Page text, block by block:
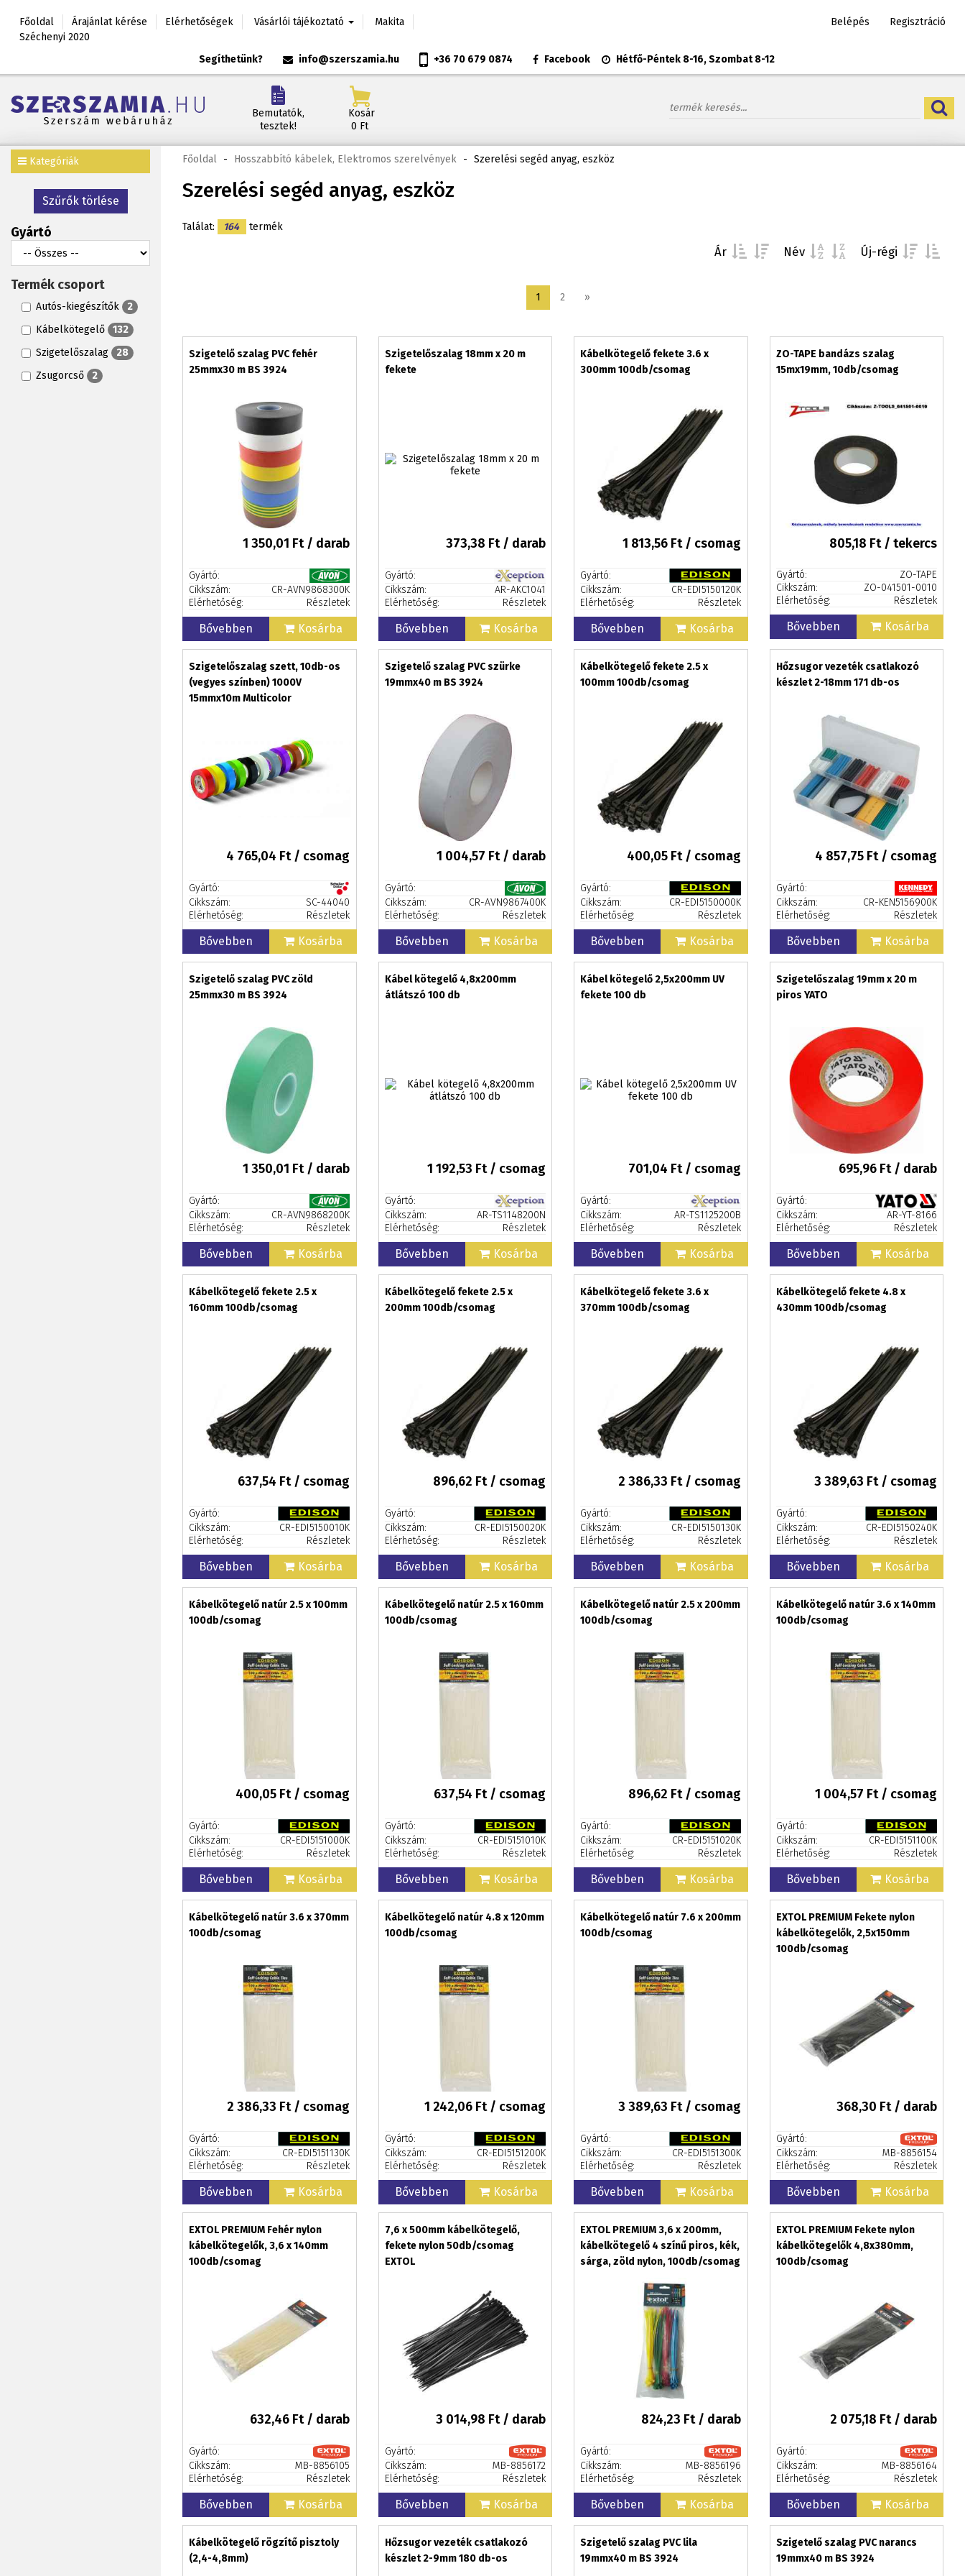
Főoldal Árajánlat kérése Elérhetőségek Vásárlói tájékoztató
Makita
Széchenyi 2020
Belépés Regisztráció
Segíthetünk? info@szerszamia.hu +36 70 679 0874 Facebook Hétfő-Péntek 8-16, Szombat 8-12
Bemutatók,
tesztek!
Kosár
0 Ft
Kategóriák
Szűrők törlése
Gyártó
Termék csoport
Autós-kiegészítők
2
Kábelkötegelő
132
Szigetelőszalag
28
Zsugorcső
2
Főoldal - Hosszabbító kábelek, Elektromos szerelvények - Szerelési segéd anyag, eszköz
Szerelési segéd anyag, eszköz
Találat: 164 termék
Ár Név Új-régi
1 2 »
Szigetelő szalag PVC fehér
25mmx30 m BS 3924
1 350,01 Ft / darab
Gyártó:
Cikkszám:
CR-AVN9868300K
Elérhetőség:
Részletek
Bővebben Kosárba
Szigetelőszalag 18mm x 20 m
fekete
373,38 Ft / darab
Gyártó:
Cikkszám:
AR-AKC1041
Elérhetőség:
Részletek
Bővebben Kosárba
Kábelkötegelő fekete 3.6 x
300mm 100db/csomag
1 813,56 Ft / csomag
Gyártó:
Cikkszám:
CR-EDI5150120K
Elérhetőség:
Részletek
Bővebben Kosárba
ZO-TAPE bandázs szalag
15mx19mm, 10db/csomag
805,18 Ft / tekercs
Gyártó:
ZO-TAPE
Cikkszám:
ZO-041501-0010
Elérhetőség:
Részletek
Bővebben Kosárba
Szigetelőszalag szett, 10db-os
(vegyes színben) 1000V
15mmx10m Multicolor
4 765,04 Ft / csomag
Gyártó:
Cikkszám:
SC-44040
Elérhetőség:
Részletek
Bővebben Kosárba
Szigetelő szalag PVC szürke
19mmx40 m BS 3924
1 004,57 Ft / darab
Gyártó:
Cikkszám:
CR-AVN9867400K
Elérhetőség:
Részletek
Bővebben Kosárba
Kábelkötegelő fekete 2.5 x
100mm 100db/csomag
400,05 Ft / csomag
Gyártó:
Cikkszám:
CR-EDI5150000K
Elérhetőség:
Részletek
Bővebben Kosárba
Hőzsugor vezeték csatlakozó
készlet 2-18mm 171 db-os
4 857,75Ft / csomag
Gyártó:
Cikkszám:
CR-KEN5156900K
Elérhetőség:
Részletek
Bővebben Kosárba
Szigetelő szalag PVC zöld
25mmx30 m BS 3924
1 350,01 Ft / darab
Gyártó:
Cikkszám:
CR-AVN9868200K
Elérhetőség:
Részletek
Bővebben Kosárba
Kábel kötegelő 4,8x200mm
átlátszó 100 db
1 192,53 Ft / csomag
Gyártó:
Cikkszám:
AR-TS1148200N
Elérhetőség:
Részletek
Bővebben Kosárba
Kábel kötegelő 2,5x200mm UV
fekete 100 db
701,04 Ft / csomag
Gyártó:
Cikkszám:
AR-TS1125200B
Elérhetőség:
Részletek
Bővebben Kosárba
Szigetelőszalag 19mm x 20 m
piros YATO
695,96Ft / darab
Gyártó:
Cikkszám:
AR-YT-8166
Elérhetőség:
Részletek
Bővebben Kosárba
Kábelkötegelő fekete 2.5 x
160mm 100db/csomag
637,54 Ft / csomag
Gyártó:
Cikkszám:
CR-EDI5150010K
Elérhetőség:
Részletek
Bővebben Kosárba
Kábelkötegelő fekete 2.5 x
200mm 100db/csomag
896,62 Ft / csomag
Gyártó:
Cikkszám:
CR-EDI5150020K
Elérhetőség:
Részletek
Bővebben Kosárba
Kábelkötegelő fekete 3.6 x
370mm 100db/csomag
2 386,33 Ft / csomag
Gyártó:
Cikkszám:
CR-EDI5150130K
Elérhetőség:
Részletek
Bővebben Kosárba
Kábelkötegelő fekete 4.8 x
430mm 100db/csomag
3 389,63 Ft / csomag
Gyártó:
Cikkszám:
CR-EDI5150240K
Elérhetőség:
Részletek
Bővebben Kosárba
Kábelkötegelő natúr 2.5 x 100mm
100db/csomag
400,05 Ft / csomag
Gyártó:
Cikkszám:
CR-EDI5151000K
Elérhetőség:
Részletek
Bővebben Kosárba
Kábelkötegelő natúr 2.5 x 160mm
100db/csomag
637,54 Ft / csomag
Gyártó:
Cikkszám:
CR-EDI5151010K
Elérhetőség:
Részletek
Bővebben Kosárba
Kábelkötegelő natúr 2.5 x 200mm
100db/csomag
896,62 Ft / csomag
Gyártó:
Cikkszám:
CR-EDI5151020K
Elérhetőség:
Részletek
Bővebben Kosárba
Kábelkötegelő natúr 3.6 x 140mm
100db/csomag
1 004,57 Ft / csomag
Gyártó:
Cikkszám:
CR-EDI5151100K
Elérhetőség:
Részletek
Bővebben Kosárba
Kábelkötegelő natúr 3.6 x 370mm
100db/csomag
2 386,33 Ft / csomag
Gyártó:
Cikkszám:
CR-EDI5151130K
Elérhetőség:
Részletek
Bővebben Kosárba
Kábelkötegelő natúr 4.8 x 120mm
100db/csomag
1 242,06Ft / csomag
Gyártó:
Cikkszám:
CR-EDI5151200K
Elérhetőség:
Részletek
Bővebben Kosárba
Kábelkötegelő natúr 7.6 x 200mm
100db/csomag
3 389,63 Ft / csomag
Gyártó:
Cikkszám:
CR-EDI5151300K
Elérhetőség:
Részletek
Bővebben Kosárba
EXTOL PREMIUM Fekete nylon
kábelkötegelők, 2,5x150mm
100db/csomag
368,30 Ft / darab
Gyártó:
Cikkszám:
MB-8856154
Elérhetőség:
Részletek
Bővebben Kosárba
EXTOL PREMIUM Fehér nylon
kábelkötegelők, 3,6 x 140mm
100db/csomag
632,46 Ft / darab
Gyártó:
Cikkszám:
MB-8856105
Elérhetőség:
Részletek
Bővebben Kosárba
7,6 x 500mm kábelkötegelő,
fekete nylon 50db/csomag
EXTOL
3 014,98 Ft / darab
Gyártó:
Cikkszám:
MB-8856172
Elérhetőség:
Részletek
Bővebben Kosárba
EXTOL PREMIUM 3,6 x 200mm,
kábelkötegelő 4 színű piros, kék,
sárga, zöld nylon, 100db/csomag
824,23 Ft / darab
Gyártó:
Cikkszám:
MB-8856196
Elérhetőség:
Részletek
Bővebben Kosárba
EXTOL PREMIUM Fekete nylon
kábelkötegelők 4,8x380mm,
100db/csomag
2 075,18 Ft / darab
Gyártó:
Cikkszám:
MB-8856164
Elérhetőség:
Részletek
Bővebben Kosárba
Kábelkötegelő rögzítő pisztoly
(2,4-4,8mm)
Hőzsugor vezeték csatlakozó
készlet 2-9mm 180 db-os
Szigetelő szalag PVC lila
19mmx40 m BS 3924
Szigetelő szalag PVC narancs
19mmx40 m BS 3924